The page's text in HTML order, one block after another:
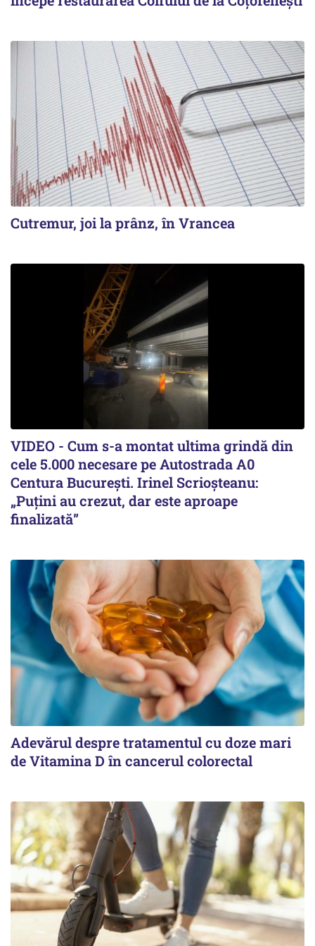
Cutremur, joi la prânz, în Vrancea
VIDEO - Cum s-a montat ultima grindă din
cele 5.000 necesare pe Autostrada A0
Centura București. Irinel Scrioșteanu:
„Puțini au crezut, dar este aproape
finalizată”
Adevărul despre tratamentul cu doze mari
de Vitamina D în cancerul colorectal